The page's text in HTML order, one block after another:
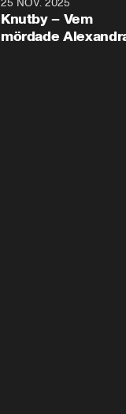
Knutby – Vem
mördade